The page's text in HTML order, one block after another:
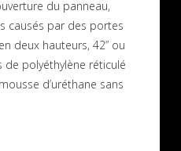
du panneau,
causés par des portes
deux hauteurs, 42” ou
de polyéthylène réticulé
d’uréthane sans